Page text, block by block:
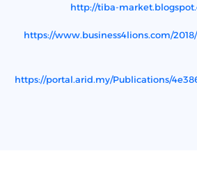
http://tiba-
https://www.business4lions.com/
https://portal.arid.my/Publications/